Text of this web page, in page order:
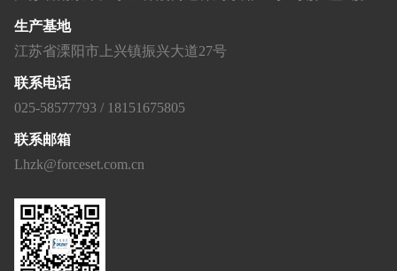
生产基地
江苏省溧阳市上兴镇振兴大道27号
联系电话
025-58577793 / 18151675805
联系邮箱
Lhzk@forceset.com.cn